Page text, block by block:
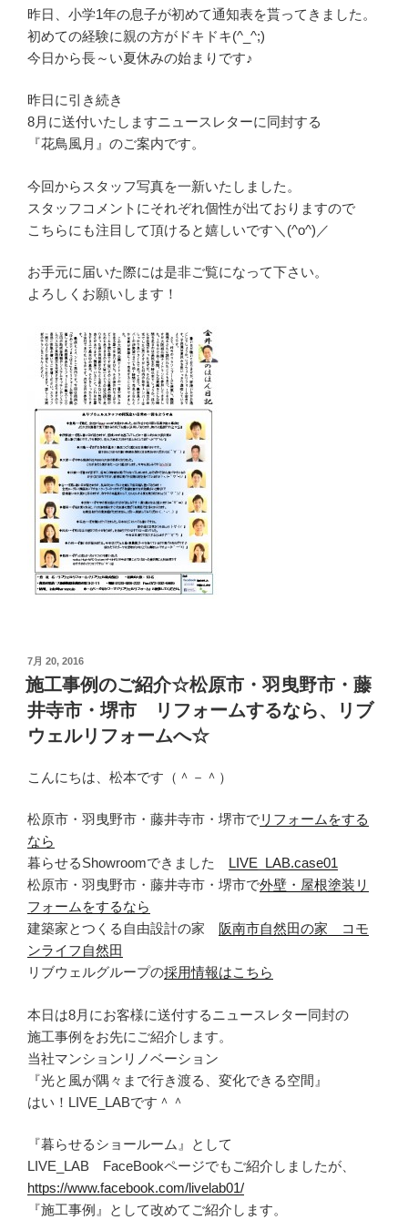
昨日、小学1年の息子が初めて通知表を貰ってきました。
初めての経験に親の方がドキドキ(^_^;)
今日から長～い夏休みの始まりです♪
昨日に引き続き
8月に送付いたしますニュースレターに同封する
『花鳥風月』のご案内です。
今回からスタッフ写真を一新いたしました。
スタッフコメントにそれぞれ個性が出ておりますので
こちらにも注目して頂けると嬉しいです＼(^o^)／
お手元に届いた際には是非ご覧になって下さい。
よろしくお願いします！
投
稿
日:
7月 20, 2016
施工事例のご紹介☆松原市・羽曳野市・藤
井寺市・堺市 リフォームするなら、リブ
ウェルリフォームへ☆
こんにちは、松本です（＾－＾）
松原市・羽曳野市・藤井寺市・堺市でリフォームをする
なら
暮らせるShowroomできました LIVE_LAB.case01
松原市・羽曳野市・藤井寺市・堺市で外壁・屋根塗装リ
フォームをするなら
建築家とつくる自由設計の家 阪南市自然田の家 コモ
ンライフ自然田
リブウェルグループの採用情報はこちら
本日は8月にお客様に送付するニュースレター同封の
施工事例をお先にご紹介します。
当社マンションリノベーション
『光と風が隅々まで行き渡る、変化できる空間』
はい！LIVE_LABです＾＾
『暮らせるショールーム』として
LIVE_LAB FaceBookページでもご紹介しましたが、
https://www.facebook.com/livelab01/
『施工事例』として改めてご紹介します。